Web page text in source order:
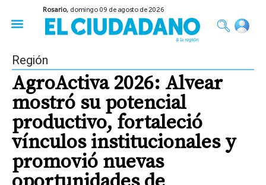
Rosario, domingo 09 de agosto de 2026
Región
AgroActiva 2026: Alvear
mostró su potencial
productivo, fortaleció
vínculos institucionales y
promovió nuevas